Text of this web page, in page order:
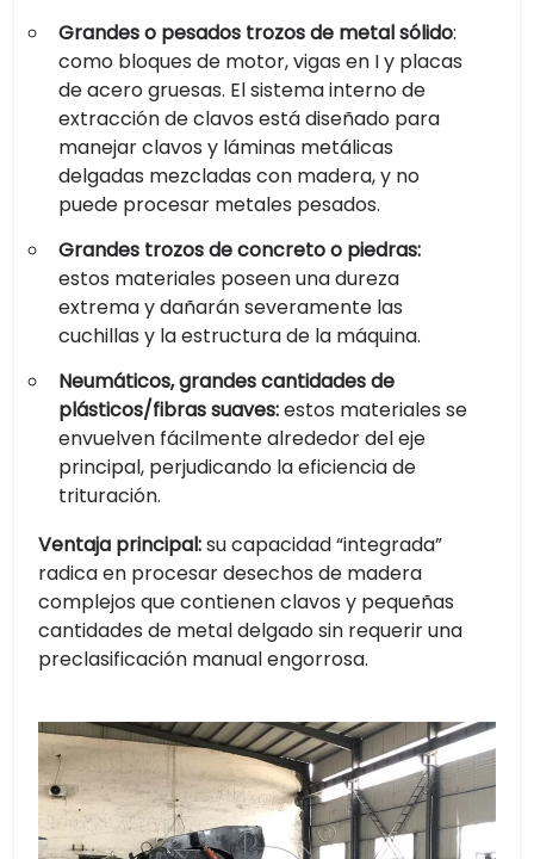
Grandes o pesados trozos de metal sólido:
como bloques de motor, vigas en I y placas
de acero gruesas. El sistema interno de
extracción de clavos está diseñado para
manejar clavos y láminas metálicas
delgadas mezcladas con madera, y no
puede procesar metales pesados.
Grandes trozos de concreto o piedras:
estos materiales poseen una dureza
extrema y dañarán severamente las
cuchillas y la estructura de la máquina.
Neumáticos, grandes cantidades de
plásticos/fibras suaves:estos materiales se
envuelven fácilmente alrededor del eje
principal, perjudicando la eficiencia de
trituración.
Ventaja principal:su capacidad “integrada”
radica en procesar desechos de madera
complejos que contienen clavos y pequeñas
cantidades de metal delgado sin requerir una
preclasificación manual engorrosa.